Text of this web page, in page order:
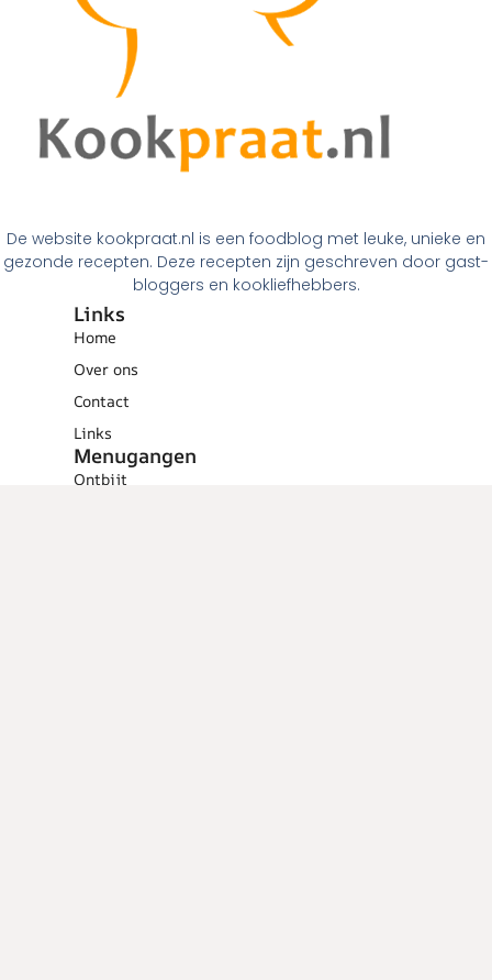
De website kookpraat.nl is een foodblog met leuke, unieke en
gezonde recepten. Deze recepten zijn geschreven door gast-
bloggers en kookliefhebbers.
Links
Home
Over ons
Contact
Links
Menugangen
Ontbijt